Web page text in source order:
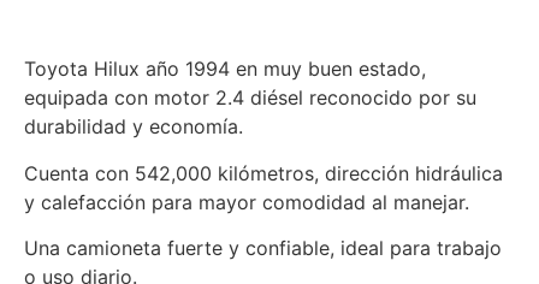
Toyota Hilux año 1994 en muy buen estado,
equipada con motor 2.4 diésel reconocido por su
durabilidad y economía.
Cuenta con 542,000 kilómetros, dirección hidráulica
y calefacción para mayor comodidad al manejar.
Una camioneta fuerte y confiable, ideal para trabajo
o uso diario.